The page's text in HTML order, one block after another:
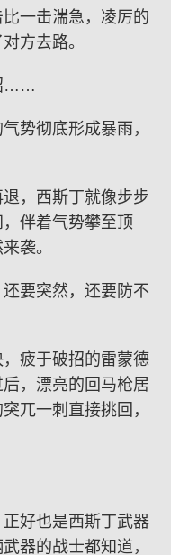
一击湍急，凌厉的
方去路。
……
势彻底形成暴雨，
，西斯丁就像步步
伴着气势攀至顶
袭。
要突然，还要防不
疲于破招的雷蒙德
，漂亮的回马枪居
兀一刺直接挑回，
好也是西斯丁武器
器的战士都知道，